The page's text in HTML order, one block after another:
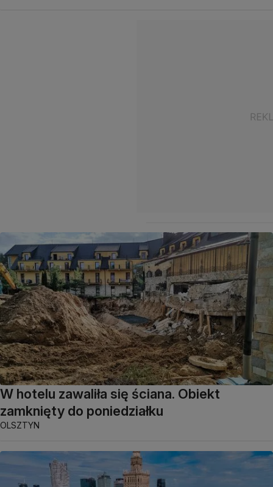
W hotelu zawaliła się ściana. Obiekt
zamknięty do poniedziałku
OLSZTYN